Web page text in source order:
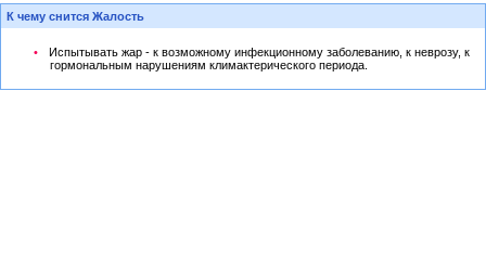
К чему снится Жалость
Испытывать жар - к возможному инфекционному заболеванию, к неврозу, к
гормональным нарушениям климактерического периода.